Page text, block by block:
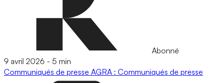
Abonné
9 avril 2026 - 5 min
Communiqués de presse AGRA : Communiqués de presse